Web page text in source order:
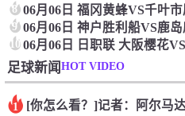
8 06月06日 福冈黄蜂VS千叶
9 06月06日 神户胜利船VS鹿
1006月06日 日职联 大阪樱花
足球新闻HOT VIDEO
1